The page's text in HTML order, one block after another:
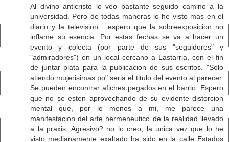
Al divino anticristo lo veo bastante seguido camino a la
universidad. Pero de todas maneras lo he visto mas en el
diario y la television... espero que la sobreexposicion no
inflame su esencia. Por estas fechas se va a hacer un
evento y colecta (por parte de sus "seguidores" y
"admiradores") en un local cercano a Lastarria, con el fin
de juntar plata para la publicacion de sus escritos. "Solo
atiendo mujerisimas po" seria el titulo del evento al parecer.
Se pueden encontrar afiches pegados en el barrio. Espero
que no se esten aprovechando de su evidente distorcion
mental que, por lo menos a mi, me parece una
manifestacion del arte hermeneutico de la realidad llevado
a la praxis. Agresivo? no lo creo, la unica vez que lo he
visto medianamente exaltado ha sido en la calle Estados